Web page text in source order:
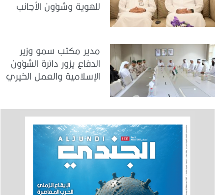
للهوية وشؤون الأجانب
مدير مكتب سمو وزير
الدفاع يزور دائرة الشؤون
الإسلامية والعمل الخيري